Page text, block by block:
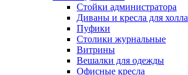
Стойки администратора
Диваны и кресла для холла
Пуфики
Столики журнальные
Витрины
Вешалки для одежды
Офисные кресла